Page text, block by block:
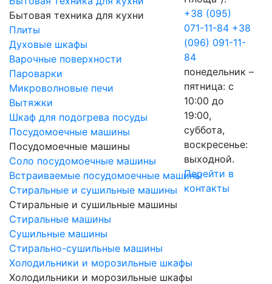
+38 (095)
071-11-84 +38
(096) 091-11-
84
понедельник –
пятница: с
10:00 до
19:00,
суббота,
воскресенье:
выходной.
Перейти в
контакты
Бытовая техника для кухни
Плиты
Духовые шкафы
Варочные поверхности
Пароварки
Микроволновые печи
Вытяжки
Шкаф для подогрева посуды
Посудомоечные машины
Посудомоечные машины
Соло посудомоечные машины
Встраиваемые посудомоечные машины
Стиральные и сушильные машины
Стиральные и сушильные машины
Стиральные машины
Сушильные машины
Стирально-сушильные машины
Холодильники и морозильные шкафы
Холодильники и морозильные шкафы